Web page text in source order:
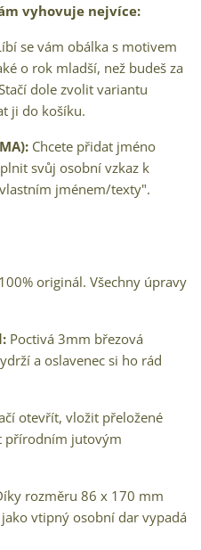
vyhovuje nejvíce:
se vám obálka s motivem
o rok mladší, než budeš za
dole zvolit variantu
ji do košíku.
Chcete přidat jméno
svůj osobní vzkaz k
jménem/texty".
originál. Všechny úpravy
Poctivá 3mm březová
a oslavenec si ho rád
otevřít, vložit přeložené
přírodním jutovým
rozměru 86 x 170 mm
vtipný osobní dar vypadá